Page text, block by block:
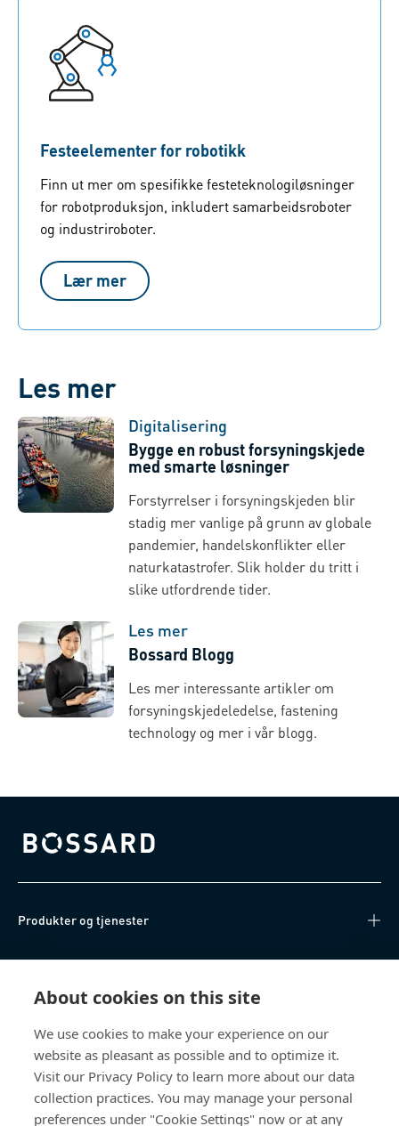
About cookies on this site
We use cookies to make your experience on our
website as pleasant as possible and to optimize it.
Visit our Privacy Policy to learn more about our data
collection practices. You may manage your personal
preferences under "Cookie Settings" now or at any
Festeelementer for robotikk
Finn ut mer om spesifikke festeteknologiløsninger
for robotproduksjon, inkludert samarbeidsroboter
og industriroboter.
Lær mer
Les mer
Digitalisering
Bygge en robust forsyningskjede
med smarte løsninger
Forstyrrelser i forsyningskjeden blir
stadig mer vanlige på grunn av globale
pandemier, handelskonflikter eller
naturkatastrofer. Slik holder du tritt i
slike utfordrende tider.
Les mer
Bossard Blogg
Les mer interessante artikler om
forsyningskjedeledelse, fastening
technology og mer i vår blogg.
Bossard homepage
Produkter og tjenester
Kunnskapshub
Om oss
Bossard Norway